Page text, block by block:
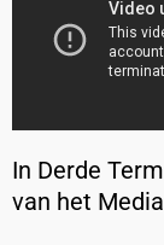
In Derde
van het